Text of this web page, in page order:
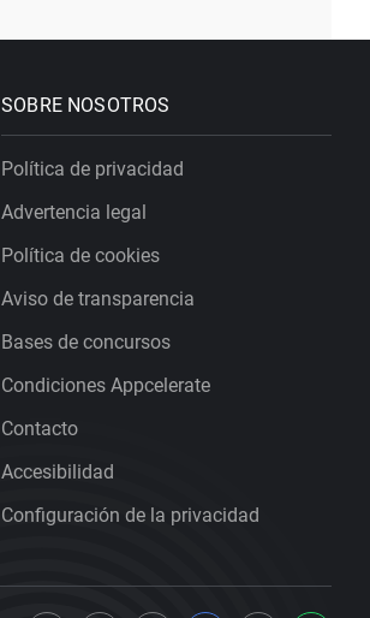
SOBRE NOSOTROS
Política de privacidad
Advertencia legal
Política de cookies
Aviso de transparencia
Bases de concursos
Condiciones Appcelerate
Contacto
Accesibilidad
Configuración de la privacidad